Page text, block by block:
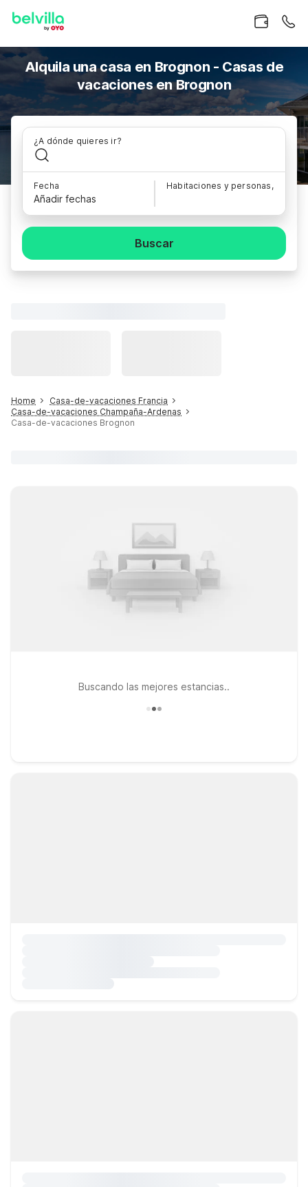
Alquila una casa en Brognon - Casas de
vacaciones en Brognon
¿A dónde quieres ir?
Fecha
Añadir fechas
Habitaciones y personas,
Buscar
Home
Casa-de-vacaciones Francia
Casa-de-vacaciones Champaña-Ardenas
Casa-de-vacaciones Brognon
Buscando las mejores estancias..